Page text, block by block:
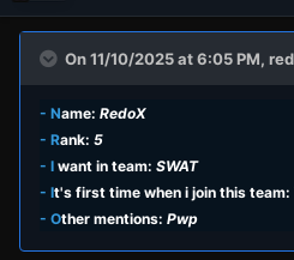
On 11/10/2025 at 6:05 PM,
- Name: RedoX
- Rank: 5
- I want in team: SWAT
- It's first time when i join this team:
- Other mentions: Pwp